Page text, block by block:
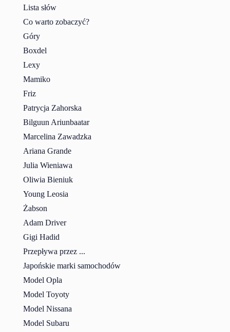
Lista słów
Co warto zobaczyć?
Góry
Boxdel
Lexy
Mamiko
Friz
Patrycja Zahorska
Bilguun Ariunbaatar
Marcelina Zawadzka
Ariana Grande
Julia Wieniawa
Oliwia Bieniuk
Young Leosia
Żabson
Adam Driver
Gigi Hadid
Przepływa przez ...
Japońskie marki samochodów
Model Opla
Model Toyoty
Model Nissana
Model Subaru